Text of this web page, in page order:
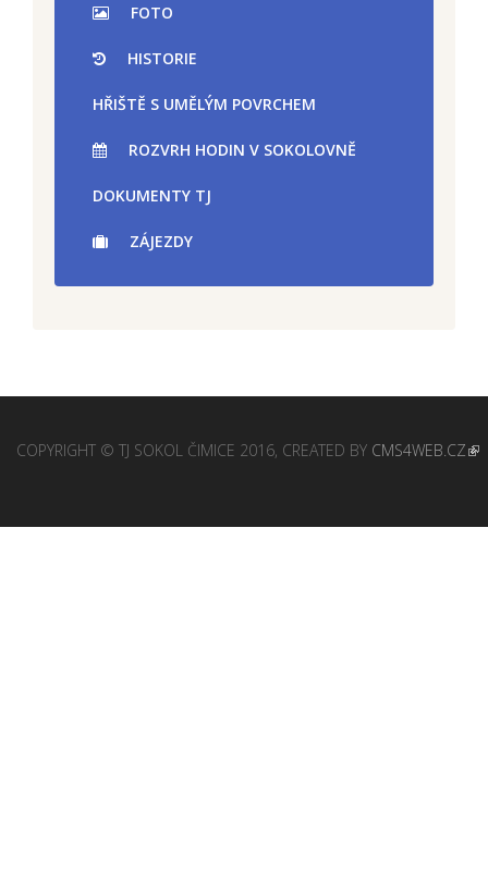
FOTO
HISTORIE
HŘIŠTĚ S UMĚLÝM POVRCHEM
ROZVRH HODIN V SOKOLOVNĚ
DOKUMENTY TJ
ZÁJEZDY
COPYRIGHT © TJ SOKOL ČIMICE 2016, CREATED BY CMS4WEB.CZ